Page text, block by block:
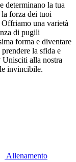
determinano la tua
forza dei tuoi
una varietà
di pugili
forma e diventare
la sfida e
alla nostra
invincibile.
Allenamento